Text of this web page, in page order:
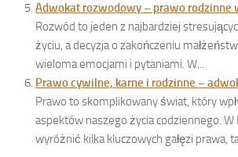
Adwokat rozwodowy – prawo rodzinne
Rozwód to jeden z najbardziej
życiu, a decyzja o zakończeniu
wieloma emocjami i pytaniami. W...
Prawo cywilne, karne i rodzinne –
Prawo to skomplikowany świat, który
aspektów naszego życia codziennego.
wyróżnić kilka kluczowych gałęzi prawa,